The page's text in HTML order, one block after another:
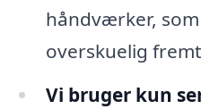
håndværker,
overskuelig
Vi bruger kun